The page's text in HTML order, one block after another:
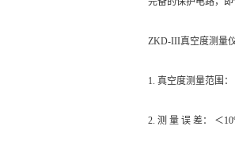
ZKD-III真空度测量
1. 真空度测量范围
2. 测 量 误 差： ＜